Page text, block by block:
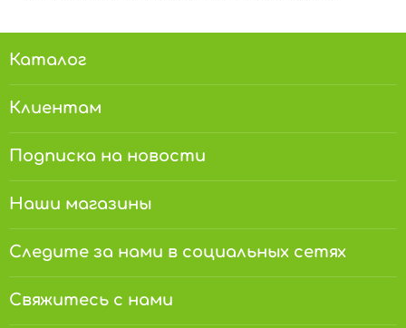
Каталог
Клиентам
Подписка на новости
Наши магазины
Следите за нами в социальных сетях
Свяжитесь с нами